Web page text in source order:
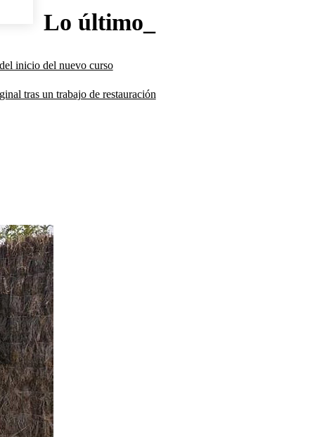
Lo último_
inicio del nuevo curso
tras un trabajo de restauración